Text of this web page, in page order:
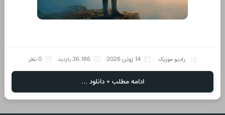
رادیو موزیک 14 ژوئن 2026 36,186 بازدید 0 نظر
ادامه مطلب + دانلود ...